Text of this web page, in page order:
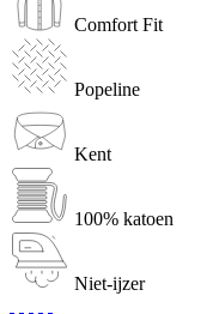
Comfort Fit
Popeline
Kent
100% katoen
Niet-ijzer